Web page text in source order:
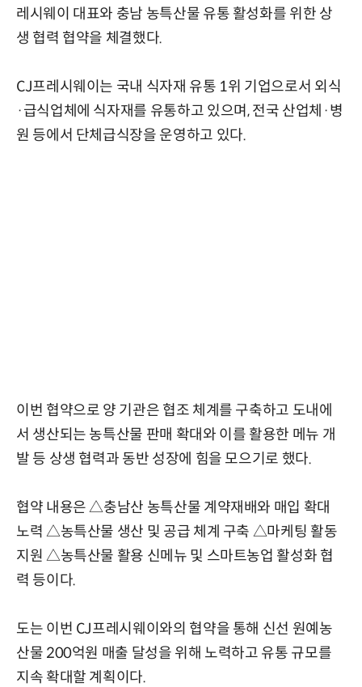
레시웨이 대표와 충남 농특산물 유통 활성화를 위한 상
생 협력 협약을 체결했다.
CJ프레시웨이는 국내 식자재 유통 1위 기업으로서 외식
·급식업체에 식자재를 유통하고 있으며, 전국 산업체·병
원 등에서 단체급식장을 운영하고 있다.
이번 협약으로 양 기관은 협조 체계를 구축하고 도내에
서 생산되는 농특산물 판매 확대와 이를 활용한 메뉴 개
발 등 상생 협력과 동반 성장에 힘을 모으기로 했다.
협약 내용은 △충남산 농특산물 계약재배와 매입 확대
노력 △농특산물 생산 및 공급 체계 구축 △마케팅 활동
지원 △농특산물 활용 신메뉴 및 스마트농업 활성화 협
력 등이다.
도는 이번 CJ프레시웨이와의 협약을 통해 신선 원예농
산물 200억원 매출 달성을 위해 노력하고 유통 규모를
지속 확대할 계획이다.